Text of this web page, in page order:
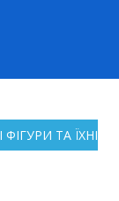
ТА ЇХНІ